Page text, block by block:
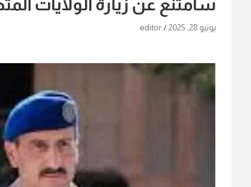
سأمتنع عن زيارة الولايات
يونيو 28, 2025 editor